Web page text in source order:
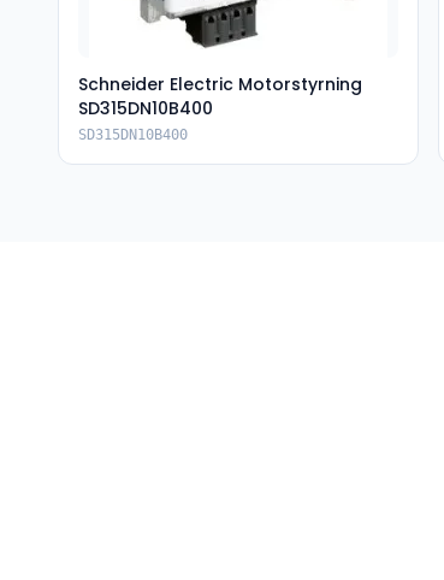
Schneider Electric Motorstyrning
SD315DN10B400
SD315DN10B400